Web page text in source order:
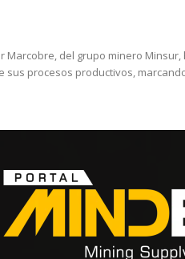
Marcobre, del grupo minero
sus procesos productivos,